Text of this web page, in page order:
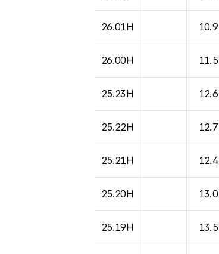
26.01H 10.9
26.00H 11.5
25.23H 12.6
25.22H 12.7
25.21H 12.4
25.20H 13.0
25.19H 13.5